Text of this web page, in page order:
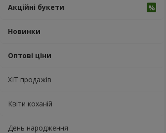
Акційні букети
Новинки
Оптові ціни
ХІТ продажів
Квіти коханій
День народження